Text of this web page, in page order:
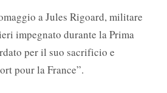
a Jules Rigoard, militare
impegnato durante la Prima
per il suo sacrificio e
pour la France”.